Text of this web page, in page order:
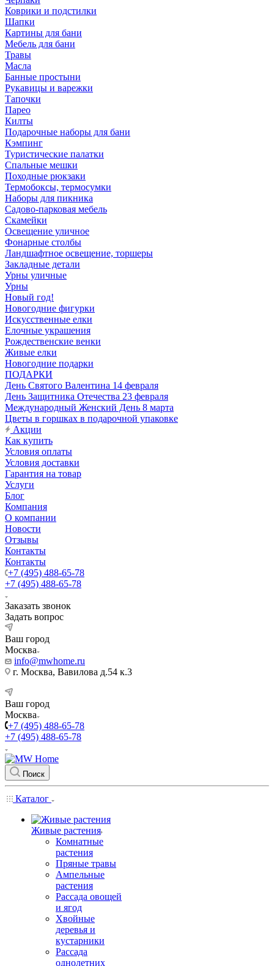
Коврики и подстилки
Шапки
Картины для бани
Мебель для бани
Травы
Масла
Банные простыни
Рукавицы и варежки
Тапочки
Парео
Килты
Подарочные наборы для бани
Кэмпинг
Туристические палатки
Спальные мешки
Походные рюкзаки
Термобоксы, термосумки
Наборы для пикника
Садово-парковая мебель
Скамейки
Освещение уличное
Фонарные столбы
Ландшафтное освещение, торшеры
Закладные детали
Урны уличные
Урны
Новый год!
Новогодние фигурки
Искусственные елки
Елочные украшения
Рождественские венки
Живые елки
Новогодние подарки
ПОДАРКИ
День Святого Валентина 14 февраля
День Защитника Отечества 23 февраля
Международный Женский День 8 марта
Цветы в горшках в подарочной упаковке
Акции
Как купить
Условия оплаты
Условия доставки
Гарантия на товар
Услуги
Блог
Компания
О компании
Новости
Отзывы
Контакты
Контакты
+7 (495) 488-65-78
+7 (495) 488-65-78
Заказать звонок
Задать вопрос
Ваш город
Москва
info@mwhome.ru
г. Москва, Вавилова д.54 к.3
Ваш город
Москва
+7 (495) 488-65-78
+7 (495) 488-65-78
Поиск
Каталог
Живые растения
Комнатные
растения
Пряные травы
Ампельные
растения
Рассада овощей
и ягод
Хвойные
деревья и
кустарники
Рассада
однолетних